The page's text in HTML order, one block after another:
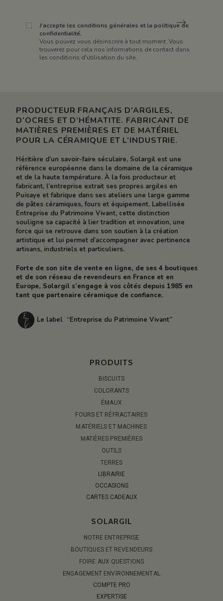
J'accepte les conditions générales et la politique de
confidentialité.
Vous pouvez vous désinscrire à tout moment. Vous
trouverez pour cela nos informations de contact dans
les conditions d'utilisation du site.
PRODUCTEUR FRANÇAIS D’ARGILES,
D’OCRES ET D’HÉMATITE. FABRICANT DE
MATIÈRES PREMIÈRES ET DE MATÉRIEL
POUR LA CÉRAMIQUE ET L’INDUSTRIE.
Héritière d’un savoir-faire séculaire, Solargil est une
référence européenne dans le domaine de la céramique
et de la haute température. À la fois producteur et
fabricant, l’entreprise extrait ses propres argiles en
Puisaye et fabrique dans ses ateliers une large gamme
de pâtes céramiques, fours et équipement. Labellisée
Entreprise du Patrimoine Vivant, cette distinction
souligne sa capacité à lier tradition et innovation, une
force qui se retrouve dans son soutien à la création
artistique et lui permet d’accompagner avec pertinence
artisans, industriels et particuliers.
Forte de son site de vente en ligne, de ses 4 boutiques
et de son réseau de revendeurs en France et en
Europe, Solargil s’engage à vos côtés depuis 1985 en
tant que partenaire céramique de confiance.
Le label “Entreprise du Patrimoine Vivant”
PRODUITS
BISCUITS
COLORANTS
ÉMAUX
FOURS ET RÉFRACTAIRES
MATÉRIELS ET MACHINES
MATIÈRES PREMIÈRES
OUTILS
TERRES
LIBRAIRIE
OCCASIONS
CARTES CADEAUX
SOLARGIL
NOTRE ENTREPRISE
BOUTIQUES ET REVENDEURS
FOIRE AUX QUESTIONS
ENGAGEMENT ENVIRONNEMENTAL
COMPTE PRO
EXPERTISE